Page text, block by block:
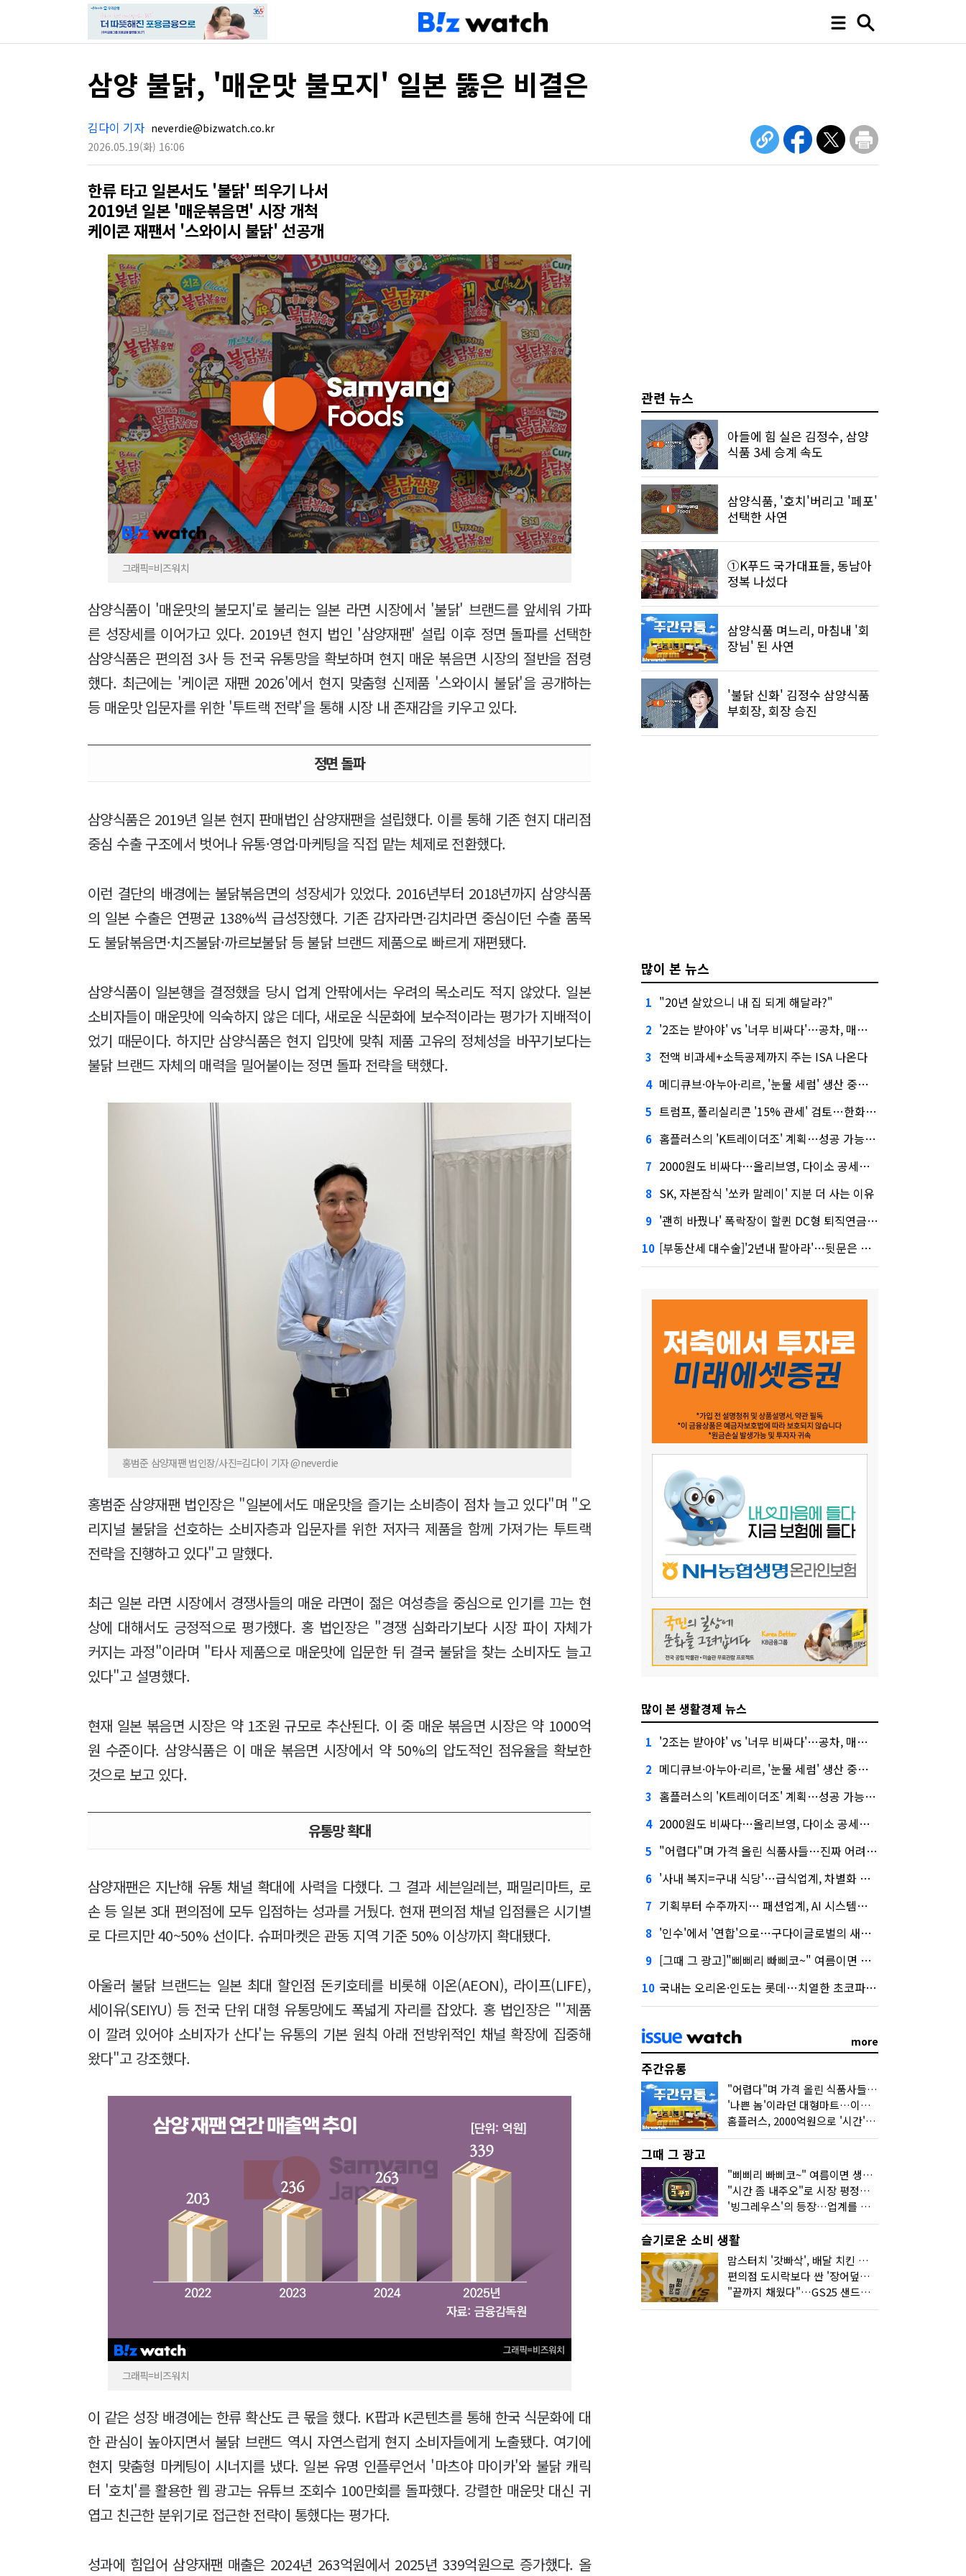
삼양 불닭, '매운맛 불모지' 일본 뚫은 비결은
김다이 기자 neverdie@bizwatch.co.kr
2026.05.19(화) 16:06
한류 타고 일본서도 '불닭' 띄우기 나서
2019년 일본 '매운볶음면' 시장 개척
케이콘 재팬서 '스와이시 불닭' 선공개
그래픽=비즈워치
삼양식품이 '매운맛의 불모지'로 불리는 일본 라면 시장에서 '불닭' 브랜드를 앞세워 가파
른 성장세를 이어가고 있다. 2019년 현지 법인 '삼양재팬' 설립 이후 정면 돌파를 선택한
삼양식품은 편의점 3사 등 전국 유통망을 확보하며 현지 매운 볶음면 시장의 절반을 점령
했다. 최근에는 '케이콘 재팬 2026'에서 현지 맞춤형 신제품 '스와이시 불닭'을 공개하는
등 매운맛 입문자를 위한 '투트랙 전략'을 통해 시장 내 존재감을 키우고 있다.
정면 돌파
삼양식품은 2019년 일본 현지 판매법인 삼양재팬을 설립했다. 이를 통해 기존 현지 대리점
중심 수출 구조에서 벗어나 유통·영업·마케팅을 직접 맡는 체제로 전환했다.
이런 결단의 배경에는 불닭볶음면의 성장세가 있었다. 2016년부터 2018년까지 삼양식품
의 일본 수출은 연평균 138%씩 급성장했다. 기존 감자라면·김치라면 중심이던 수출 품목
도 불닭볶음면·치즈불닭·까르보불닭 등 불닭 브랜드 제품으로 빠르게 재편됐다.
삼양식품이 일본행을 결정했을 당시 업계 안팎에서는 우려의 목소리도 적지 않았다. 일본
소비자들이 매운맛에 익숙하지 않은 데다, 새로운 식문화에 보수적이라는 평가가 지배적이
었기 때문이다. 하지만 삼양식품은 현지 입맛에 맞춰 제품 고유의 정체성을 바꾸기보다는
불닭 브랜드 자체의 매력을 밀어붙이는 정면 돌파 전략을 택했다.
홍범준 삼양재팬 법인장/사진=김다이 기자 @neverdie
홍범준 삼양재팬 법인장은 "일본에서도 매운맛을 즐기는 소비층이 점차 늘고 있다"며 "오
리지널 불닭을 선호하는 소비자층과 입문자를 위한 저자극 제품을 함께 가져가는 투트랙
전략을 진행하고 있다"고 말했다.
최근 일본 라면 시장에서 경쟁사들의 매운 라면이 젊은 여성층을 중심으로 인기를 끄는 현
상에 대해서도 긍정적으로 평가했다. 홍 법인장은 "경쟁 심화라기보다 시장 파이 자체가
커지는 과정"이라며 "타사 제품으로 매운맛에 입문한 뒤 결국 불닭을 찾는 소비자도 늘고
있다"고 설명했다.
현재 일본 볶음면 시장은 약 1조원 규모로 추산된다. 이 중 매운 볶음면 시장은 약 1000억
원 수준이다. 삼양식품은 이 매운 볶음면 시장에서 약 50%의 압도적인 점유율을 확보한
것으로 보고 있다.
유통망 확대
삼양재팬은 지난해 유통 채널 확대에 사력을 다했다. 그 결과 세븐일레븐, 패밀리마트, 로
손 등 일본 3대 편의점에 모두 입점하는 성과를 거뒀다. 현재 편의점 채널 입점률은 시기별
로 다르지만 40~50% 선이다. 슈퍼마켓은 관동 지역 기준 50% 이상까지 확대됐다.
아울러 불닭 브랜드는 일본 최대 할인점 돈키호테를 비롯해 이온(AEON), 라이프(LIFE),
세이유(SEIYU) 등 전국 단위 대형 유통망에도 폭넓게 자리를 잡았다. 홍 법인장은 "'제품
이 깔려 있어야 소비자가 산다'는 유통의 기본 원칙 아래 전방위적인 채널 확장에 집중해
왔다"고 강조했다.
그래픽=비즈워치
이 같은 성장 배경에는 한류 확산도 큰 몫을 했다. K팝과 K콘텐츠를 통해 한국 식문화에 대
한 관심이 높아지면서 불닭 브랜드 역시 자연스럽게 현지 소비자들에게 노출됐다. 여기에
현지 맞춤형 마케팅이 시너지를 냈다. 일본 유명 인플루언서 '마츠야 마이카'와 불닭 캐릭
터 '호치'를 활용한 웹 광고는 유튜브 조회수 100만회를 돌파했다. 강렬한 매운맛 대신 귀
엽고 친근한 분위기로 접근한 전략이 통했다는 평가다.
성과에 힘입어 삼양재팬 매출은 2024년 263억원에서 2025년 339억원으로 증가했다. 올
관련 뉴스
아들에 힘 실은 김정수, 삼양
식품 3세 승계 속도
삼양식품, '호치'버리고 '페포'
선택한 사연
①K푸드 국가대표들, 동남아
정복 나섰다
삼양식품 며느리, 마침내 '회
장님' 된 사연
'불닭 신화' 김정수 삼양식품
부회장, 회장 승진
많이 본 뉴스
1 "20년 살았으니 내 집 되게 해달라?"
2 '2조는 받아야' vs '너무 비싸다'…공차, 매각 성공할까
3 전액 비과세+소득공제까지 주는 ISA 나온다
4 메디큐브·아누아·리르, '눈물 세럼' 생산 중단한다
5 트럼프, 폴리실리콘 '15% 관세' 검토…한화큐셀·OCI 영향은?
6 홈플러스의 'K트레이더조' 계획…성공 가능성은 '글쎄'
7 2000원도 비싸다…올리브영, 다이소 공세에 '가성비'로 맞불
8 SK, 자본잠식 '쏘카 말레이' 지분 더 사는 이유
9 '괜히 바꿨나' 폭락장이 할퀸 DC형 퇴직연금…전문가 조언은
10 [부동산세 대수술]'2년내 팔아라'…뒷문은 열었다
많이 본 생활경제 뉴스
1 '2조는 받아야' vs '너무 비싸다'…공차, 매각 성공할까
2 메디큐브·아누아·리르, '눈물 세럼' 생산 중단한다
3 홈플러스의 'K트레이더조' 계획…성공 가능성은 '글쎄'
4 2000원도 비싸다…올리브영, 다이소 공세에 '가성비'로 맞불
5 "어렵다"며 가격 올린 식품사들…진짜 어려운 거 맞아?
6 '사내 복지=구내 식당'…급식업계, 차별화 경쟁 본격화
7 기획부터 수주까지… 패션업계, AI 시스템화 박차
8 '인수'에서 '연합'으로…구다이글로벌의 새로운 투자법
9 [그때 그 광고]"삐삐리 빠삐코~" 여름이면 생각나는 그 노래
10 국내는 오리온·인도는 롯데…치열한 초코파이 대전
more
주간유통
"어렵다"며 가격 올린 식품사들…진짜 어려운 거 맞아?
'나쁜 놈'이라던 대형마트…이젠 '불쌍한 놈' 됐다
홈플러스, 2000억원으로 '시간'을 샀다
그때 그 광고
"삐삐리 빠삐코~" 여름이면 생각나는 그 노래
"시간 좀 내주오"로 시장 평정한 하이마트
'빙그레우스'의 등장…업계를 흔든 '세계관' 마케팅
슬기로운 소비 생활
맘스터치 '갓빠삭', 배달 치킨 선입견을 바꿨다
편의점 도시락보다 싼 '장어덮밥'…오뚜기가 해냈다
"끝까지 채웠다"…GS25 샌드위치의 달라진 '속'사정